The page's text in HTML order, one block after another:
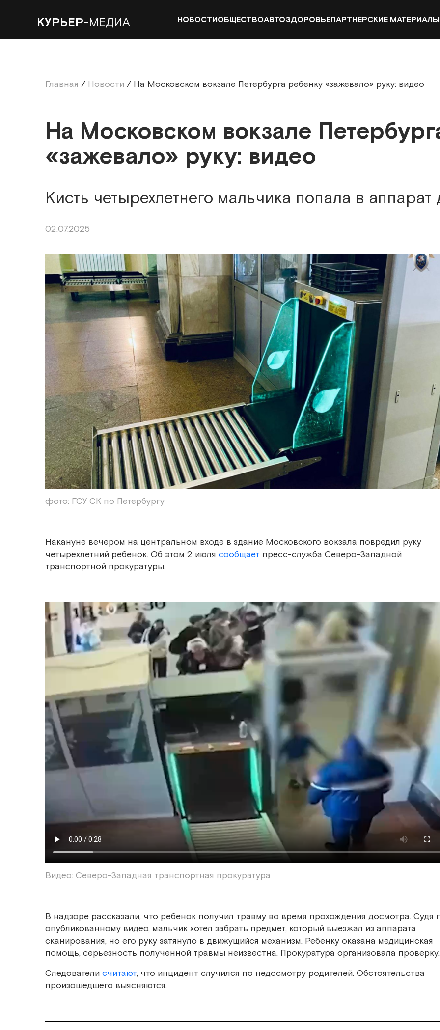
КУРЬЕР-МЕДИА НОВОСТИОБЩЕСТВОАВТОЗДОРОВЬЕПАРТНЕРСКИЕ МАТЕРИАЛЫ
Главная / Новости / На Московском вокзале Петербурга ребенку «зажевало» руку: видео
На Московском вокзале
«зажевало» руку: видео
Кисть четырехлетнего мальчика попала в аппарат
02.07.2025
фото: ГСУ СК по Петербургу
Накануне вечером на центральном входе в здание Московского вокзала повредил руку
четырехлетний ребенок. Об этом 2 июля сообщает пресс-служба Северо-Западной
транспортной прокуратуры.
Видео: Северо-Западная транспортная прокуратура
В надзоре рассказали, что ребенок получил травму во время прохождения досмотра. Судя
опубликованному видео, мальчик хотел забрать предмет, который выезжал из аппарата
сканирования, но его руку затянуло в движущийся механизм. Ребенку оказана медицинская
помощь, серьезность полученной травмы неизвестна. Прокуратура организовала проверку.
Следователи считают, что инцидент случился по недосмотру родителей. Обстоятельства
произошедшего выясняются.